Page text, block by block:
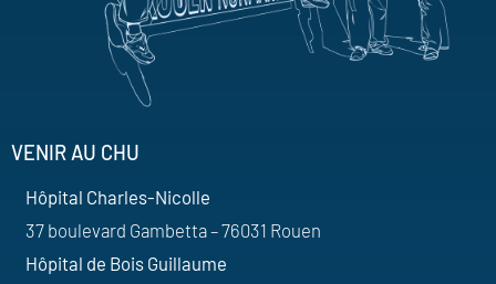
VENIR AU CHU
Hôpital Charles-Nicolle
37 boulevard Gambetta – 76031 Rouen
Hôpital de Bois Guillaume